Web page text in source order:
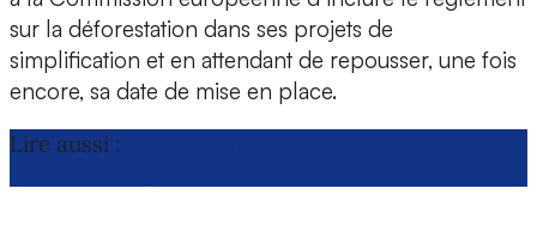
sur la déforestation dans ses projets de
simplification et en attendant de repousser, une fois
encore, sa date de mise en place.
Lire aussi :